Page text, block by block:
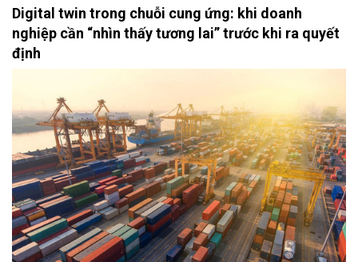
Digital twin trong chuỗi cung ứng: khi doanh
nghiệp cần “nhìn thấy tương lai” trước khi ra quyết
định